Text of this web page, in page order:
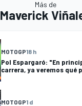
Más de
Maverick
MOTOGP18 h
Pol Espargaró: "En
carrera, ya veremos qué
MOTOGP1 d